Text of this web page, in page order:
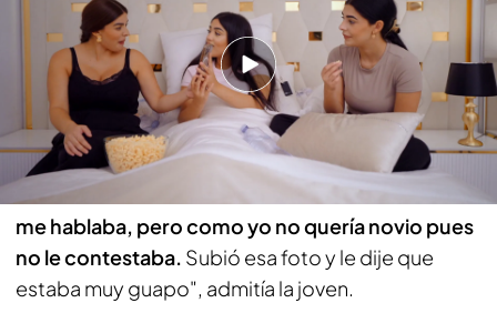
Además, Graciela ha compartido un momento
íntimo con sus hermanas entrecotilleos y
confidenciasconSusi y Rebe.Durante su charla
en la habitación las tres han hablado y la mayor le
ha pedido "detalles" sobre su noviazgo y Juan.
Graciela le ha contado como le ha conocido:
me hablaba, pero como yo no quería novio pues
no le contestaba. Subió esa foto y le dije que
estaba muy guapo", admitía la joven.